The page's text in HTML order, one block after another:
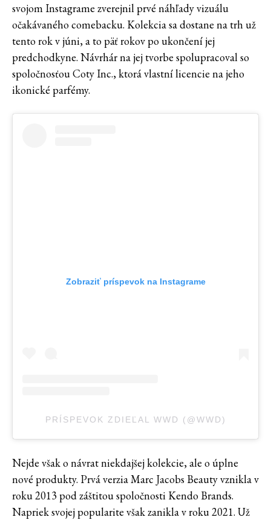
svojom Instagrame zverejnil prvé náhľady vizuálu
očakávaného comebacku. Kolekcia sa dostane na trh už
tento rok v júni, a to päť rokov po ukončení jej
predchodkyne. Návrhár na jej tvorbe spolupracoval so
spoločnosťou Coty Inc., ktorá vlastní licencie na jeho
ikonické parfémy.
Zobraziť príspevok na Instagrame
PRÍSPEVOK ZDIEĽAL WWD (@WWD)
Nejde však o návrat niekdajšej kolekcie, ale o úplne
nové produkty. Prvá verzia Marc Jacobs Beauty vznikla v
roku 2013 pod záštitou spoločnosti Kendo Brands.
Napriek svojej popularite však zanikla v roku 2021. Už